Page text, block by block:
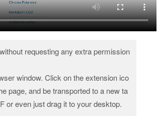
requesting any extra permission
window. Click on the extension ico
page, and be transported to a new ta
or even just drag it to your desktop.